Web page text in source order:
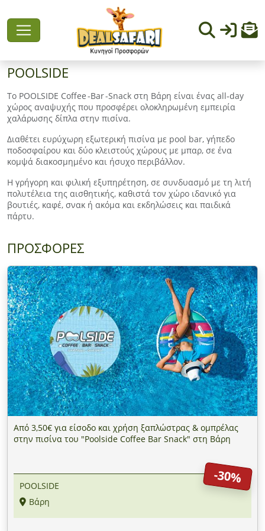
POOLSIDE
Το POOLSIDE Coffee -Bar -Snack στη Βάρη είναι ένας all‑day
χώρος αναψυχής που προσφέρει ολοκληρωμένη εμπειρία
χαλάρωσης δίπλα στην πισίνα.
Διαθέτει ευρύχωρη εξωτερική πισίνα με pool bar, γήπεδο
ποδοσφαίρου και δύο κλειστούς χώρους με μπαρ, σε ένα
κομψά διακοσμημένο και ήσυχο περιβάλλον.
Η γρήγορη και φιλική εξυπηρέτηση, σε συνδυασμό με τη λιτή
πολυτέλεια της αισθητικής, καθιστά τον χώρο ιδανικό για
βουτιές, καφέ, σνακ ή ακόμα και εκδηλώσεις και παιδικά
πάρτυ.
ΠΡΟΣΦΟΡΕΣ
Από 3,50€ για είσοδο και χρήση ξαπλώστρας & ομπρέλας
στην πισίνα του "Poolside Coffee Bar Snack" στη Βάρη
-30%
POOLSIDE
Βάρη